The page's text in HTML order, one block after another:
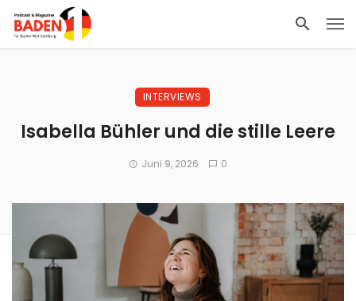
INTERVIEWS
Isabella Bühler und die stille Leere
Juni 9, 2026 0